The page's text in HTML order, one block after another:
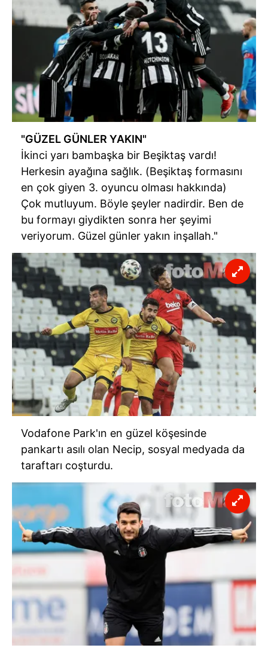
hazırlanmış Aydınlatma Metnimizi okumak ve sitemizde
ilgili mevzuata uygun olarak kullanılan çerezlerle ilgili bilgi
almak için lütfentıklayınız.
"GÜZEL GÜNLER YAKIN"
İkinci yarı bambaşka bir Beşiktaş vardı!
Herkesin ayağına sağlık. (Beşiktaş formasını
en çok giyen 3. oyuncu olması hakkında)
Çok mutluyum. Böyle şeyler nadirdir. Ben de
bu formayı giydikten sonra her şeyimi
veriyorum. Güzel günler yakın inşallah."
Vodafone Park'ın en güzel köşesinde
pankartı asılı olan Necip, sosyal medyada da
taraftarı coşturdu.